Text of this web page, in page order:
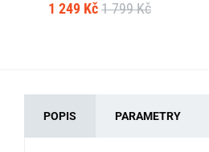
1 249 Kč 1 799 Kč
POPIS PARAMETRY